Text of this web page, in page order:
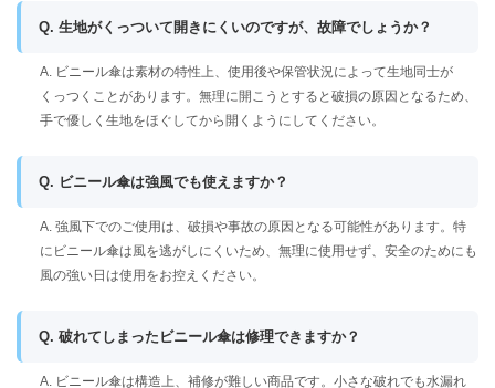
Q. 生地がくっついて開きにくいのですが、故障でしょうか？
A. ビニール傘は素材の特性上、使用後や保管状況によって生地同士が
くっつくことがあります。無理に開こうとすると破損の原因となるため、
手で優しく生地をほぐしてから開くようにしてください。
Q. ビニール傘は強風でも使えますか？
A. 強風下でのご使用は、破損や事故の原因となる可能性があります。特
にビニール傘は風を逃がしにくいため、無理に使用せず、安全のためにも
風の強い日は使用をお控えください。
Q. 破れてしまったビニール傘は修理できますか？
A. ビニール傘は構造上、補修が難しい商品です。小さな破れでも水漏れ